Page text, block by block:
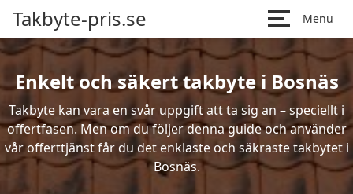
Takbyte-pris.se Menu
Enkelt och säkert takbyte i Bosnäs
Takbyte kan vara en svår uppgift att ta sig an – speciellt i
offertfasen. Men om du följer denna guide och använder
vår offerttjänst får du det enklaste och säkraste takbytet i
Bosnäs.